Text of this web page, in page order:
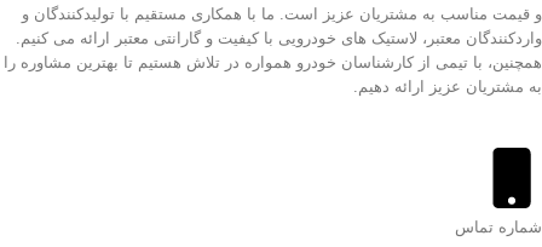
و قیمت مناسب به مشتریان عزیز است. ما با همکاری مستقیم با تولیدکنندگان و
واردکنندگان معتبر، لاستیک های خودرویی با کیفیت و گارانتی معتبر ارائه می کنیم.
همچنین، با تیمی از کارشناسان خودرو همواره در تلاش هستیم تا بهترین مشاوره را
به مشتریان عزیز ارائه دهیم.
شماره تماس